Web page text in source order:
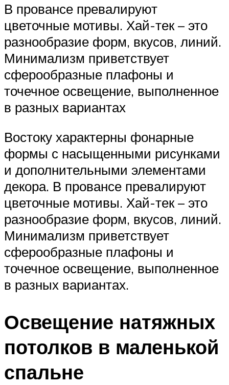
В провансе превалируют
цветочные мотивы. Хай-тек – это
разнообразие форм, вкусов, линий.
Минимализм приветствует
сферообразные плафоны и
точечное освещение, выполненное
в разных вариантах
Востоку характерны фонарные
формы с насыщенными рисунками
и дополнительными элементами
декора. В провансе превалируют
цветочные мотивы. Хай-тек – это
разнообразие форм, вкусов, линий.
Минимализм приветствует
сферообразные плафоны и
точечное освещение, выполненное
в разных вариантах.
Освещение натяжных
потолков в маленькой
спальне